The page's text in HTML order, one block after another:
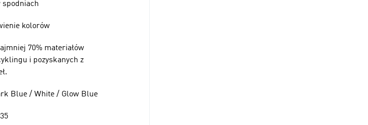
spodniach
kolorów
70% materiałów
i pozyskanych z
Blue / White / Glow Blue